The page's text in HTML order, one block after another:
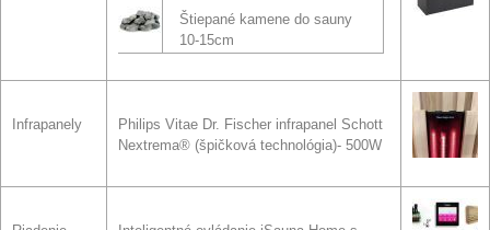
Štiepané kamene do sauny
10-15cm
Infrapanely
Philips Vitae Dr. Fischer infrapanel Schott
Nextrema® (špičková technológia)- 500W